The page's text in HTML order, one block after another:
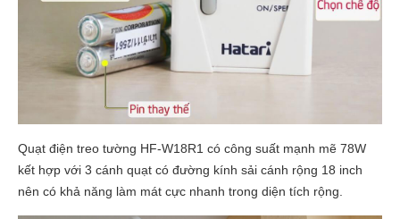
Quạt điện treo tường HF-W18R1 có công suất mạnh mẽ 78W
kết hợp với 3 cánh quạt có đường kính sải cánh rộng 18 inch
nên có khả năng làm mát cực nhanh trong diện tích rộng.